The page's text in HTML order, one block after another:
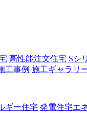
高性能注文住宅 Sシ
工事例 施工ギャラリ
ギー住宅 発電住宅エ